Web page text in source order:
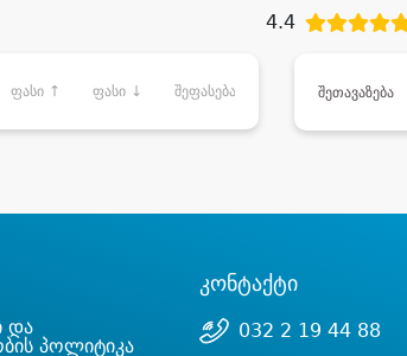
4.4
ფასი ↑ ფასი ↓ შეფასება შეთავაზება
და
პოლიტიკა
კონტაქტი
032 2 19 44 88